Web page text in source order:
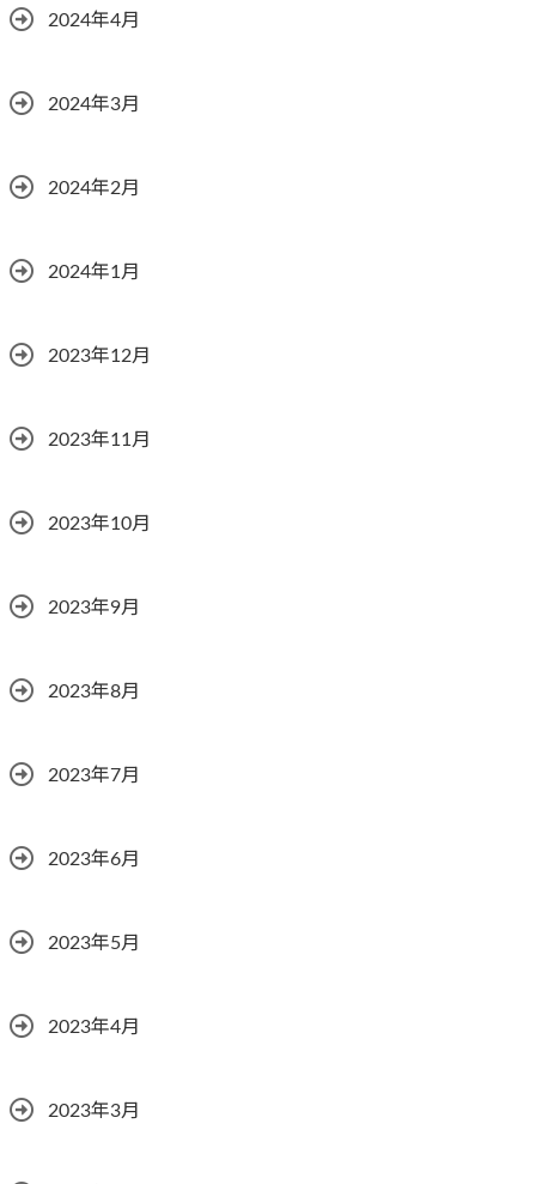
2024年4月
2024年3月
2024年2月
2024年1月
2023年12月
2023年11月
2023年10月
2023年9月
2023年8月
2023年7月
2023年6月
2023年5月
2023年4月
2023年3月